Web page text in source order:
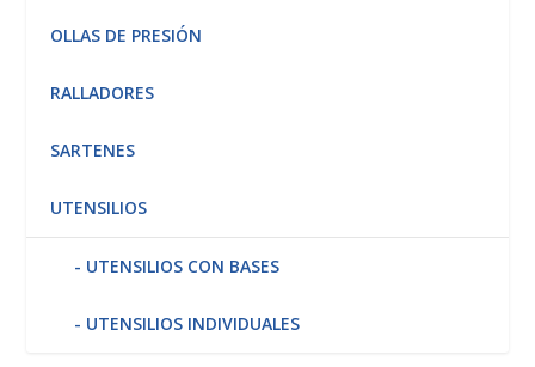
OLLAS DE PRESIÓN
RALLADORES
SARTENES
UTENSILIOS
UTENSILIOS CON BASES
UTENSILIOS INDIVIDUALES